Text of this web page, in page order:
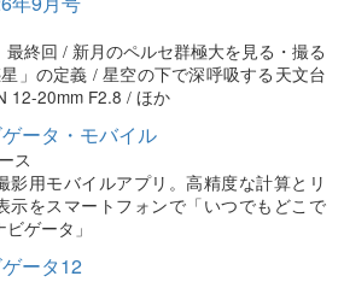
最終回 / 新月のペルセ群極大を見る・撮る
」の定義 / 星空の下で深呼吸する天文台
12-20mm F2.8 / ほか
ータ・モバイル
ス
影用モバイルアプリ。高精度な計算とリ
示をスマートフォンで「いつでもどこで
ゲータ」
ータ12